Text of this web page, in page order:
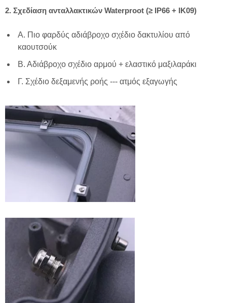
2. Σχεδίαση ανταλλακτικών Waterproot (≥ IP66 + IK09)
A. Πιο φαρδύς αδιάβροχο σχέδιο δακτυλίου από
καουτσούκ
Β. Αδιάβροχο σχέδιο αρμού + ελαστικό μαξιλαράκι
Γ. Σχέδιο δεξαμενής ροής --- ατμός εξαγωγής